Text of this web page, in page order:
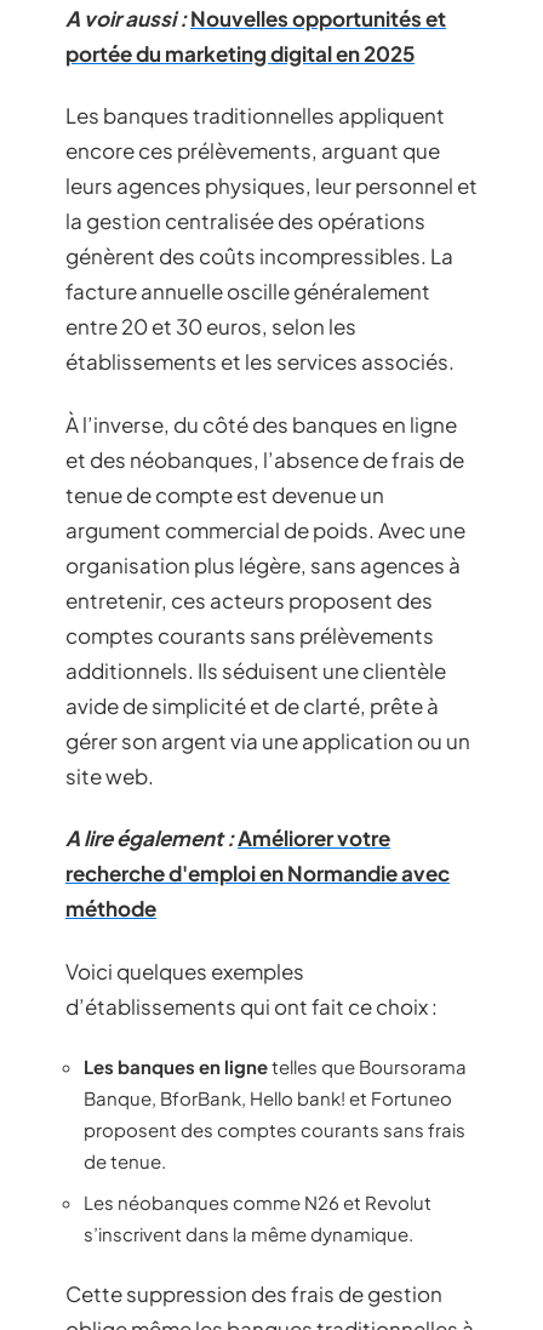
A voir aussi :Nouvelles opportunités et
portée du marketing digital en 2025
Les banques traditionnelles appliquent
encore ces prélèvements, arguant que
leurs agences physiques, leur personnel et
la gestion centralisée des opérations
génèrent des coûts incompressibles. La
facture annuelle oscille généralement
entre 20 et 30 euros, selon les
établissements et les services associés.
À l’inverse, du côté des banques en ligne
et des néobanques, l’absence de frais de
tenue de compte est devenue un
argument commercial de poids. Avec une
organisation plus légère, sans agences à
entretenir, ces acteurs proposent des
comptes courants sans prélèvements
additionnels. Ils séduisent une clientèle
avide de simplicité et de clarté, prête à
gérer son argent via une application ou un
site web.
A lire également :Améliorer votre
recherche d'emploi en Normandie avec
méthode
Voici quelques exemples
d’établissements qui ont fait ce choix :
Les banques en lignetelles que Boursorama
Banque, BforBank, Hello bank! et Fortuneo
proposent des comptes courants sans frais
de tenue.
Les néobanques comme N26 et Revolut
s’inscrivent dans la même dynamique.
Cette suppression des frais de gestion